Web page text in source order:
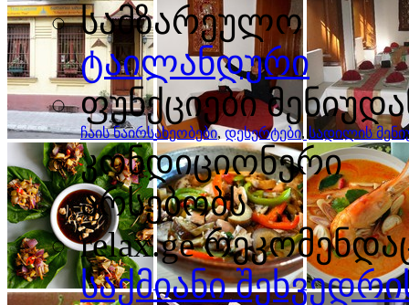
სამზარეულო
ტაილანდური
ფუნქციები
ჩაის ნაირსახეობები,დესერტები, სადილის
კონდიციონერი
არსებობს
relax.ge
საქმიანი